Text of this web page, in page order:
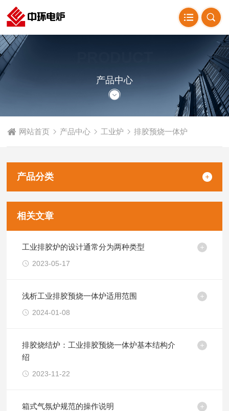
CENTER
产品中心
网站首页 产品中心 工业炉 排胶预烧一体炉
产品分类
相关文章
工业排胶炉的设计通常分为两种类型
2023-05-17
浅析工业排胶预烧一体炉适用范围
2024-01-08
排胶烧结炉：工业排胶预烧一体炉基本结构介
绍
2023-11-22
箱式气氛炉规范的操作说明